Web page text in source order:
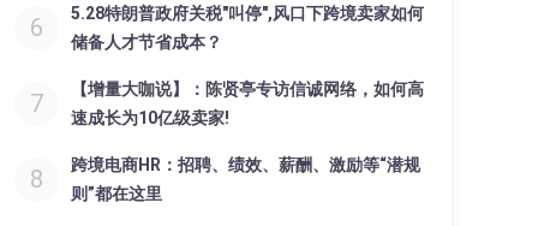
6
5.28特朗普政府关税"叫停",风口下跨境卖家如何
储备人才节省成本？
7
【增量大咖说】：陈贤亭专访信诚网络，如何高
速成长为10亿级卖家!
8
跨境电商HR：招聘、绩效、薪酬、激励等“潜规
则”都在这里